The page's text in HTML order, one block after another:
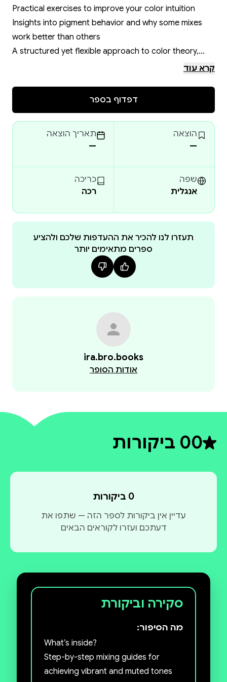
Practical exercises to improve your color intuition
Insights into pigment behavior and why some mixes
work better than others
A structured yet flexible approach to color theory,
Watercolor enthusiasts looking to improve their color
mixing skills
approach
Professional artists, designers, and illustrators seeking
קרא עוד
דפדוף בספר
הוצאה
—
תאריך הוצאה
—
שפה
אנגלית
כריכה
רכה
תעזרו לנו להכיר את ההעדפות שלכם ולהציע
ספרים מתאימים יותר
ira.bro.books
אודות הסופר
0דירוג ממוצע 0 מתוך 5
0 ביקורות
0 ביקורות
עדיין אין ביקורות לספר הזה — שתפו את
דעתכם ועזרו לקוראים הבאים
סקירה וביקורת
מה הסיפור:
What’s inside?
Step-by-step mixing guides for
achieving vibrant and muted tones